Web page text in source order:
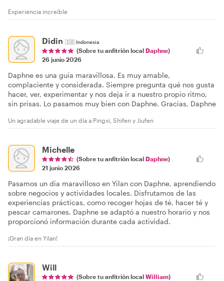
Experiencia increíble
Didin 🇮🇩Indonesia
(Sobre tu anfitrión local Daphne)
26 junio 2026
Daphne es una guía maravillosa. Es muy amable,
complaciente y considerada. Siempre pregunta qué nos gusta
hacer, ver, experimentar y nos deja ir a nuestro propio ritmo,
sin prisas. Lo pasamos muy bien con Daphne. Gracias, Daphne
Un agradable viaje de un día a Pingxi, Shifen y Jiufen
Michelle
(Sobre tu anfitrión local Daphne)
21 junio 2026
Pasamos un día maravilloso en Yilan con Daphne, aprendiendo
sobre negocios y actividades locales. Disfrutamos de las
experiencias prácticas, como recoger hojas de té, hacer té y
pescar camarones. Daphne se adaptó a nuestro horario y nos
proporcionó información durante cada actividad.
¡Gran día en Yilan!
Will
(Sobre tu anfitrión local William)